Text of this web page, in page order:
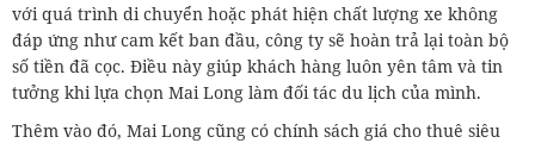
với quá trình di chuyển hoặc phát hiện chất lượng xe không
đáp ứng như cam kết ban đầu, công ty sẽ hoàn trả lại toàn bộ
số tiền đã cọc. Điều này giúp khách hàng luôn yên tâm và tin
tưởng khi lựa chọn Mai Long làm đối tác du lịch của mình.
Thêm vào đó, Mai Long cũng có chính sách giá cho thuê siêu